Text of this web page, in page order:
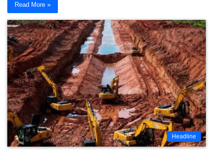
Read More »
Headline